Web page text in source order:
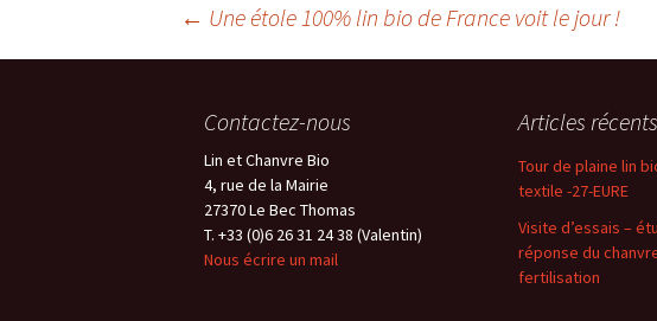
Navigation
articles
← Une étole 100% lin bio de France voit le jour !
Contactez-nous
Lin et Chanvre Bio
4, rue de la Mairie
27370 Le Bec Thomas
T. +33 (0)6 26 31 24 38 (Valentin)
Nous écrire un mail
Articles récents
Tour de plaine lin
textile -27-EURE
Visite d’essais –
réponse du
fertilisation